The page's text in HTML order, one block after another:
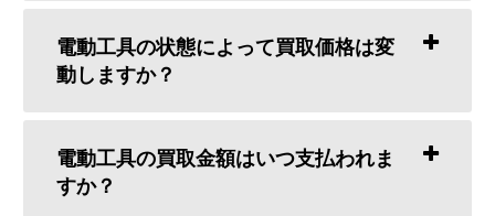
電動工具の状態によって買取価格は変
動しますか？
電動工具の買取金額はいつ支払われま
すか？